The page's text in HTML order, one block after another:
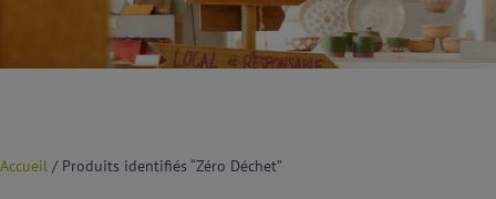
Accueil / Produits identifiés “Zéro Déchet”